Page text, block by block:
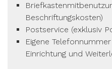
Beschriftungskosten)
Postservice (exklusiv
Eigene
Einrichtung und